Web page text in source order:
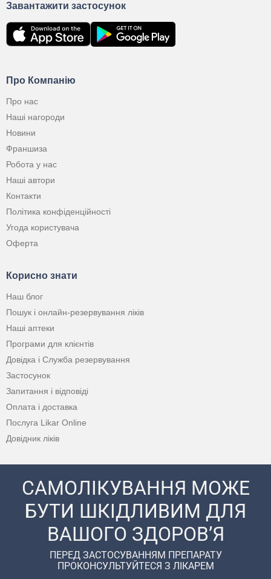
Про Компанію
Про нас
Наші нагороди
Новини
Франшиза
Робота у нас
Наші автори
Контакти
Політика конфіденційності
Угода користувача
Оферта
Корисно знати
Наш блог
Пошук і онлайн-резервування ліків
Наші аптеки
Програми для клієнтів
Довідка і Служба резервування
Застосунок
Запитання і відповіді
Оплата і доставка
Послуга Likar Online
Довідник ліків
Завантажити застосунок
САМОЛІКУВАННЯ МОЖЕ
БУТИ ШКІДЛИВИМ ДЛЯ
ВАШОГО ЗДОРОВ’Я
ПЕРЕД ЗАСТОСУВАННЯМ ПРЕПАРАТУ
ПРОКОНСУЛЬТУЙТЕСЯ З ЛІКАРЕМ